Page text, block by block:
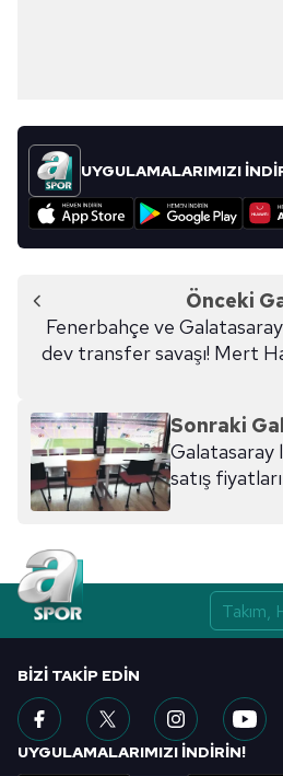
UYGULAMALARIMIZI
Önceki
Fenerbahçe ve
dev transfer savaşı! Mert
Sonraki
Galatasaray
satış fiyatları
BIZI TAKIP EDIN
UYGULAMALARIMIZI İNDİRİN!